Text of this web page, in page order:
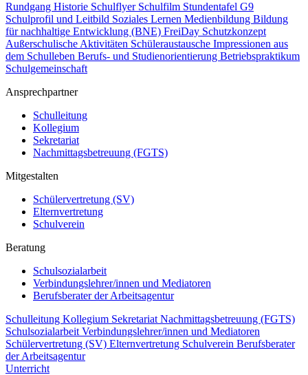
Rundgang Historie Schulflyer Schulfilm Stundentafel G9
Schulprofil und Leitbild Soziales Lernen Medienbildung Bildung
für nachhaltige Entwicklung (BNE) FreiDay Schutzkonzept
Außerschulische Aktivitäten Schüleraustausche Impressionen aus
dem Schulleben Berufs- und Studienorientierung Betriebspraktikum
Schulgemeinschaft
Ansprechpartner
Schulleitung
Kollegium
Sekretariat
Nachmittagsbetreuung (FGTS)
Mitgestalten
Schülervertretung (SV)
Elternvertretung
Schulverein
Beratung
Schulsozialarbeit
Verbindungslehrer/innen und Mediatoren
Berufsberater der Arbeitsagentur
Schulleitung Kollegium Sekretariat Nachmittagsbetreuung (FGTS)
Schulsozialarbeit Verbindungslehrer/innen und Mediatoren
Schülervertretung (SV) Elternvertretung Schulverein Berufsberater
der Arbeitsagentur
Unterricht